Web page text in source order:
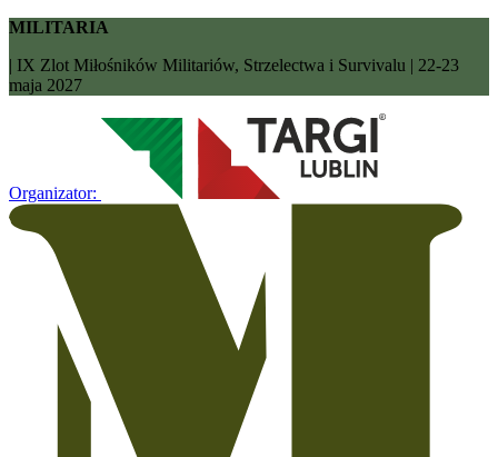
MILITARIA
| IX Zlot Miłośników Militariów, Strzelectwa i Survivalu | 22-23
maja 2027
Organizator: